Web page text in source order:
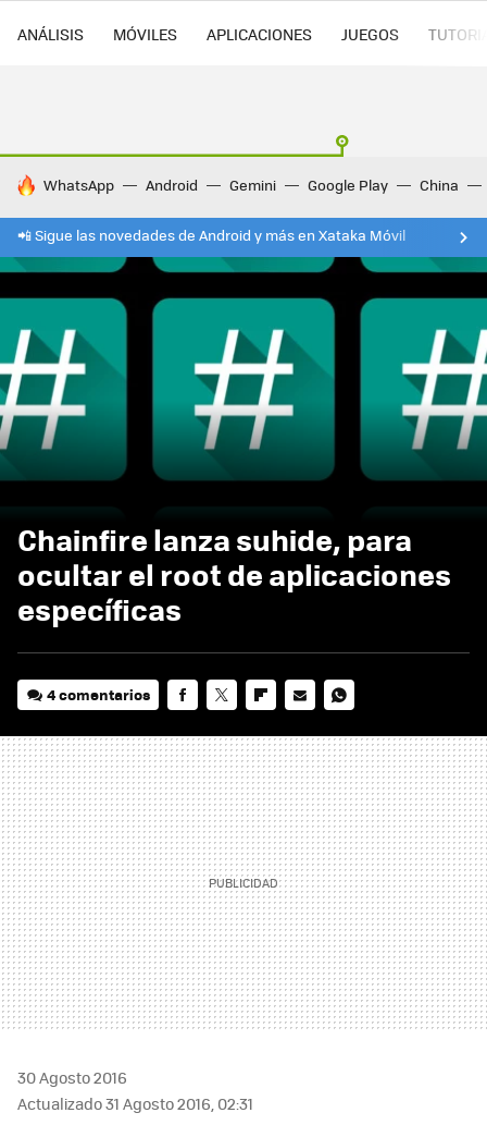
ANÁLISIS MÓVILES APLICACIONES JUEGOS
HOY SE HABLA DE
WhatsApp Android Gemini Google Play China
📲 Sigue las novedades de Android y más en Xataka Móvil
Chainfire lanza suhide, para
ocultar el root de aplicaciones
específicas
4 comentarios
MAIL
30 Agosto 2016
Actualizado 31 Agosto 2016, 02:31